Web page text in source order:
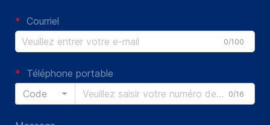
Courriel
0/100
Téléphone portable
Code
0/16